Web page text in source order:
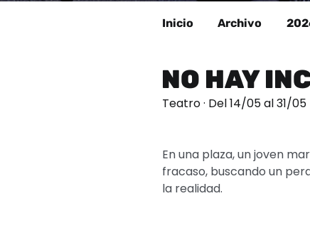
Inicio Archivo
NO HAY
Teatro · Del 14/05 al 31/05
En una plaza, un joven
fracaso, buscando un
la realidad.